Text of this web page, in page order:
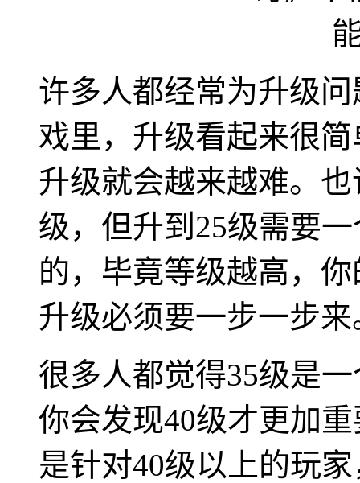
许多人都经常为升级
戏里，升级看起来很
升级就会越来越难。
级，但升到25级需要
的，毕竟等级越高，
升级必须要一步一步来
很多人都觉得35级是
你会发现40级才更加
是针对40级以上的玩